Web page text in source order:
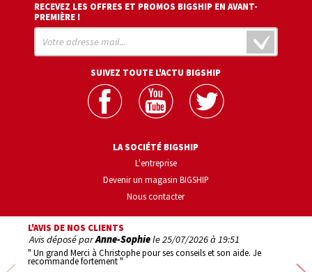
RECEVEZ LES OFFRES ET PROMOS BIGSHIP EN AVANT-
PREMIÈRE !
SUIVEZ TOUTE L'ACTU BIGSHIP
LA SOCIÉTÉ BIGSHIP
L'entreprise
Devenir un magasin BIGSHIP
Nous contacter
L'AVIS DE NOS CLIENTS
Avis déposé parAnne-Sophiele25/07/2026 à 19:51
" Un grand Merci à Christophe pour ses conseils et son aide. Je
recommande fortement "